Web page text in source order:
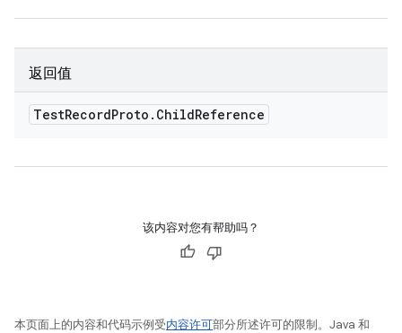
返回值
TestRecordProto . ChildReference
该内容对您有帮助吗？
本页面上的内容和代码示例受内容许可部分所述许可的限制。Java 和